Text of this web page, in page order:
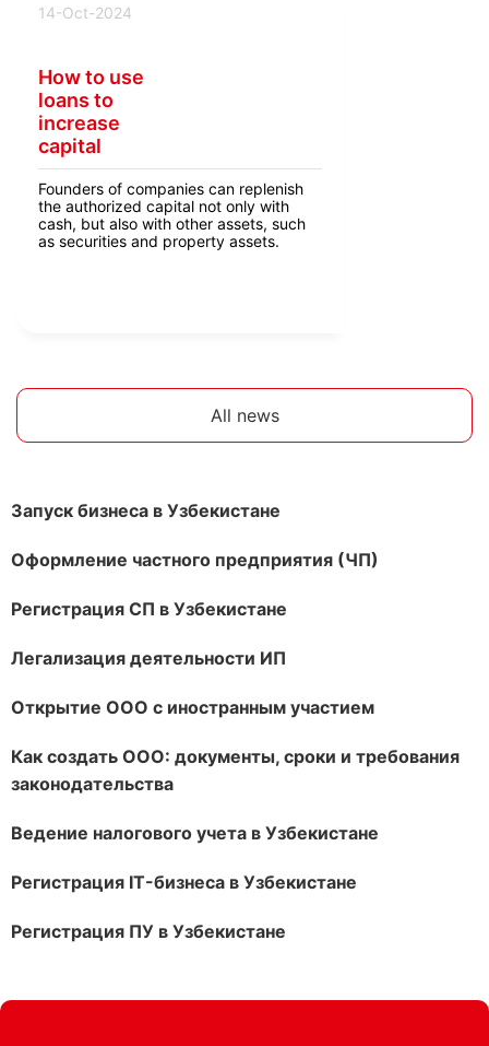
14-Oct-2024
How to use
loans to
increase
capital
Founders of companies can replenish
the authorized capital not only with
cash, but also with other assets, such
as securities and property assets.
All news
Запуск бизнеса в Узбекистане
Оформление частного предприятия (ЧП)
Регистрация СП в Узбекистане
Легализация деятельности ИП
Открытие ООО с иностранным участием
Как создать ООО: документы, сроки и требования
законодательства
Ведение налогового учета в Узбекистане
Регистрация IT-бизнеса в Узбекистане
Регистрация ПУ в Узбекистане